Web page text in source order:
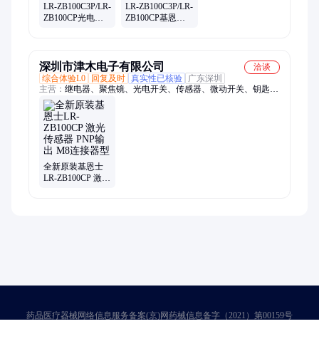
LR-ZB100C3P/LR-
ZB100CP光电传
LR-ZB100C3P/LR-
ZB100CP基恩光
深圳市津木电子有限公司
洽谈
综合体验L0
回复及时 真实性已核验
广东深圳
主营： 继电器、聚焦镜、光电开关、传感器、微动开关、钥匙开
关、行程开关、纽扣电池、开关电源、接近开关、按钮开关、限
位开关、光纤镜头、导轨电源、光纤放大器、防水led电源、安全
门开关、按钮指示灯、温度控制器、紧急停止开关、开关面板安
装、二档旋钮开关、电流输出单元、红色急停开关、avn301nr急
停开关
全新原装基恩士
LR-ZB100CP 激光
药品医疗器械网络信息服务备案(京)网药械信息备字（2021）第00159号